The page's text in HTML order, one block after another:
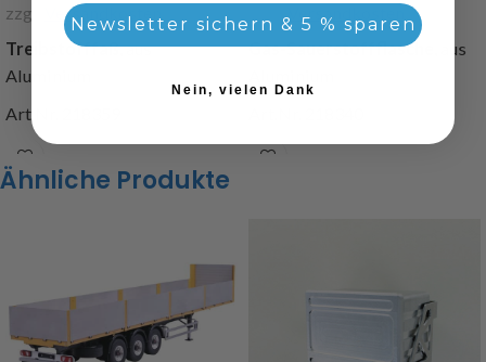
zzgl.
Versandkosten
Treibstofffaß, aus
Aluminium
Art.Nr. 218359
Gas-Sauerstoffflasche
, aus
Ähnliche Produkte
Newsletter sichern & 5 % sparen
Nein, vielen Dank